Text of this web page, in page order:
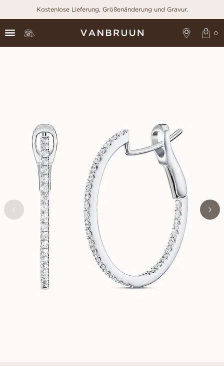
Kostenlose Lieferung, Größenänderung und Gravur.